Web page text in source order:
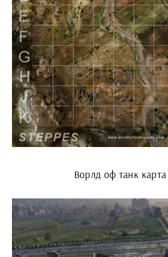
Ворлд оф танк карта